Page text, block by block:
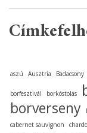
aszú Ausztria Badacsony
borfesztivál borkóstolás
borverseny
cabernet sauvignon